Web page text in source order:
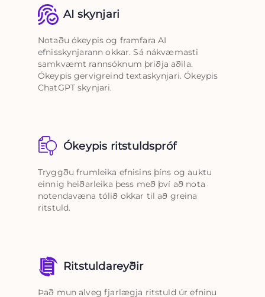
AI skynjari
Notaðu ókeypis og framfara AI
efnisskynjarann ​​okkar. Sá nákvæmasti
samkvæmt rannsóknum þriðja aðila.
Ókeypis gervigreind textaskynjari. Ókeypis
ChatGPT skynjari.
Ókeypis ritstuldspróf
Tryggðu frumleika efnisins þíns og auktu
einnig heiðarleika þess með því að nota
notendavæna tólið okkar til að greina
ritstuld.
Ritstuldareyðir
Það mun alveg fjarlægja ritstuld úr efninu